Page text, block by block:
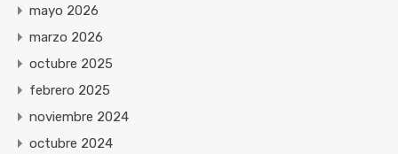
mayo 2026
marzo 2026
octubre 2025
febrero 2025
noviembre 2024
octubre 2024